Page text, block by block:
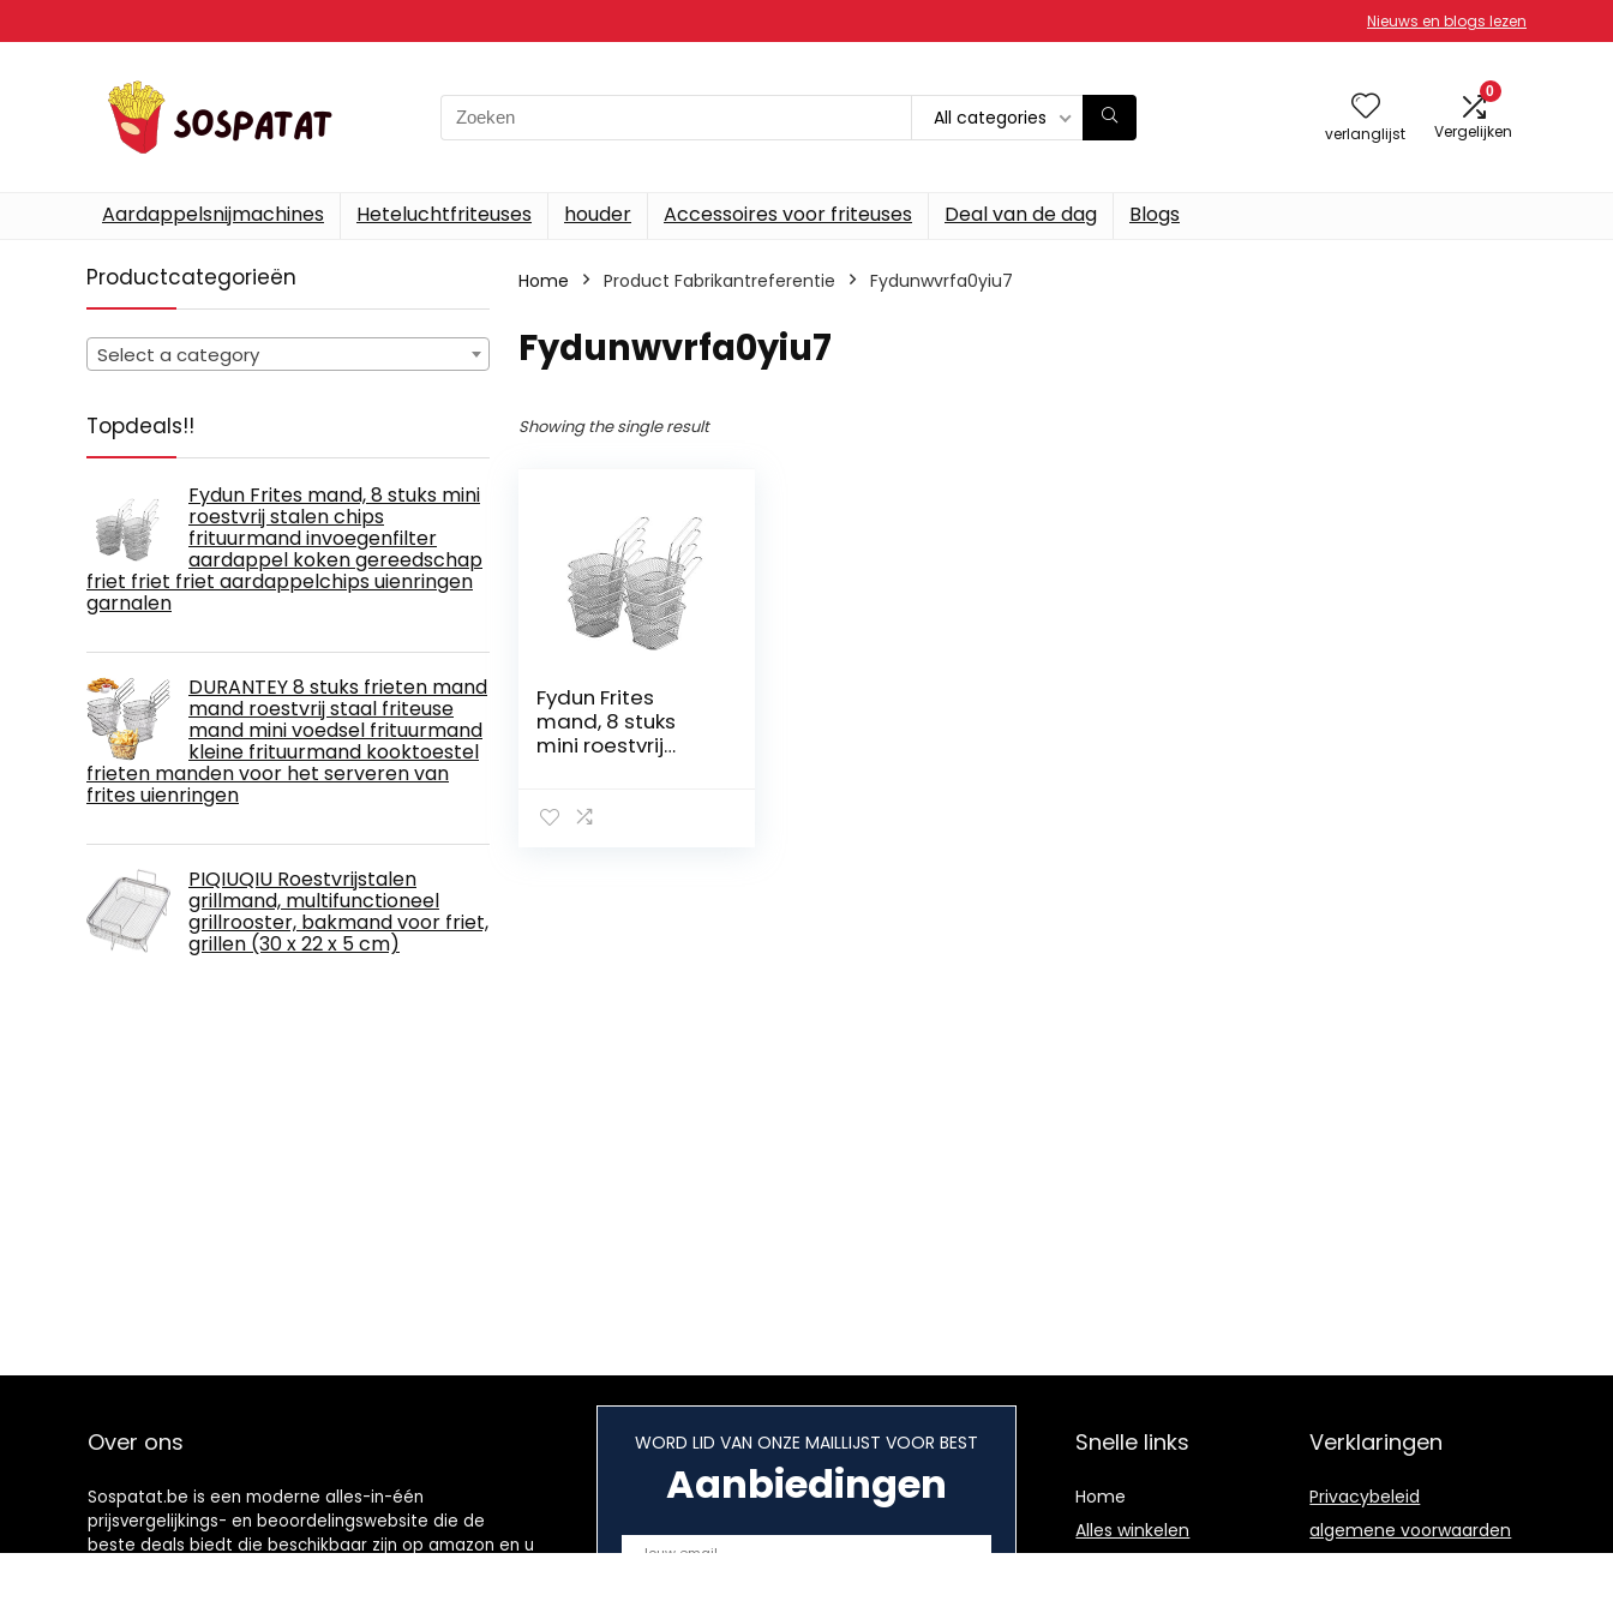
Nieuws en blogs lezen
Search
for:
All categories
verlanglijst
0
Vergelijken
Aardappelsnijmachines Heteluchtfriteuses houder Accessoires voor friteuses Deal van de dag Blogs
Productcategorieën
Select a category
Topdeals!!
Fydun Frites mand, 8 stuks mini
roestvrij stalen chips
frituurmand invoegenfilter
aardappel koken gereedschap
friet friet friet aardappelchips uienringen
garnalen
DURANTEY 8 stuks frieten mand
mand roestvrij staal friteuse
mand mini voedsel frituurmand
kleine frituurmand kooktoestel
frieten manden voor het serveren van
frites uienringen
PIQIUQIU Roestvrijstalen
grillmand, multifunctioneel
grillrooster, bakmand voor friet,
grillen (30 x 22 x 5 cm)
Home Product Fabrikantreferentie ‎Fydunwvrfa0yiu7
‎Fydunwvrfa0yiu7
Showing the single result
Fydun Frites
mand, 8 stuks
mini roestvrij
invoegenfilter
Over ons
Sospatat.be is een moderne alles-in-één
prijsvergelijkings- en beoordelingswebsite die de
beste deals biedt die beschikbaar zijn op amazon en u
WORD LID VAN ONZE MAILLIJST VOOR BEST
Aanbiedingen
Snelle links
Home
Alles winkelen
Verklaringen
Privacybeleid
algemene voorwaarden